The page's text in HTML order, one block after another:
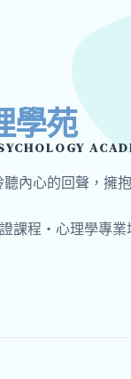
學苑
聽內心的回聲，擁
課程・心理學專